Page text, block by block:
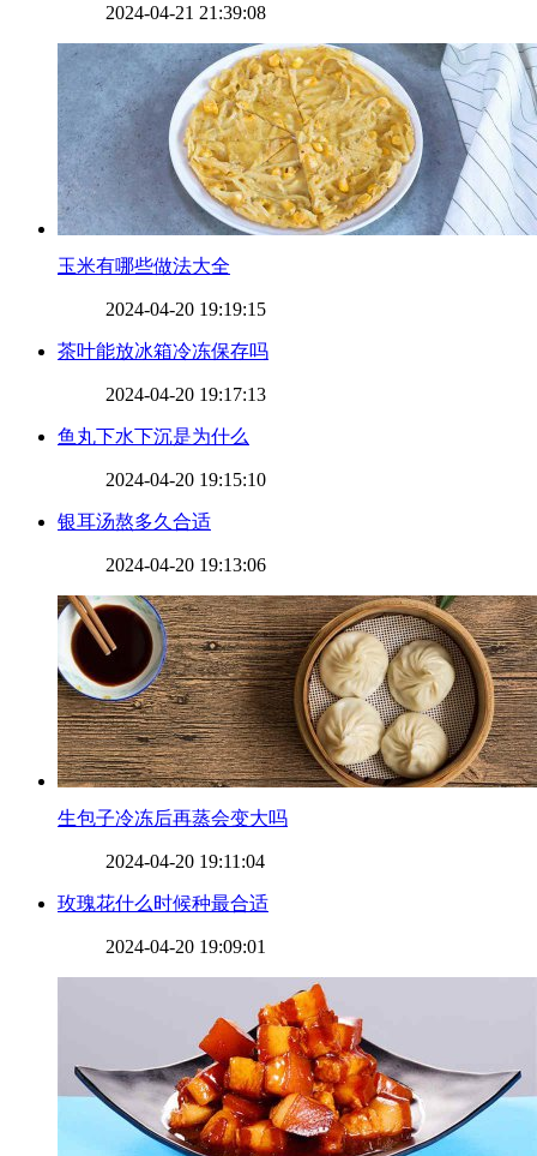
2024-04-21 21:39:08
​玉米有哪些做法大全
2024-04-20 19:19:15
​茶叶能放冰箱冷冻保存吗
2024-04-20 19:17:13
​鱼丸下水下沉是为什么
2024-04-20 19:15:10
​银耳汤熬多久合适
2024-04-20 19:13:06
​生包子冷冻后再蒸会变大吗
2024-04-20 19:11:04
​玫瑰花什么时候种最合适
2024-04-20 19:09:01